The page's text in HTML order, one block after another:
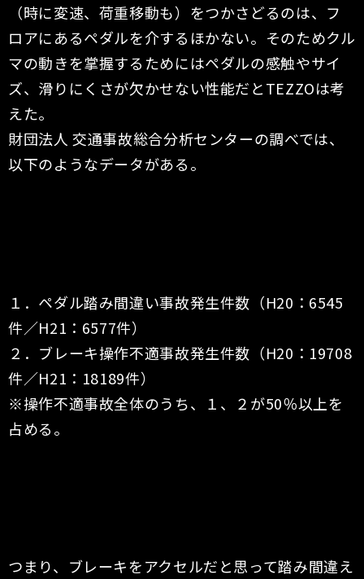
（時に変速、荷重移動も）をつかさどるのは、フ
ロアにあるペダルを介するほかない。そのためクル
マの動きを掌握するためにはペダルの感触やサイ
ズ、滑りにくさが欠かせない性能だとTEZZOは考
えた。
財団法人 交通事故総合分析センターの調べでは、
以下のようなデータがある。
１．ペダル踏み間違い事故発生件数（H20：6545
件／H21：6577件）
２．ブレーキ操作不適事故発生件数（H20：19708
件／H21：18189件）
※操作不適事故全体のうち、１、２が50％以上を
占める。
つまり、ブレーキをアクセルだと思って踏み間違え